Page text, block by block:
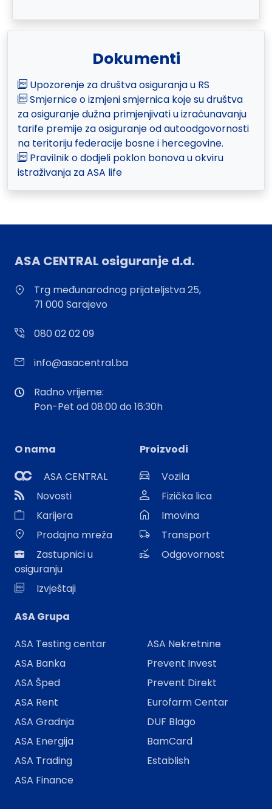
Dokumenti
Upozorenje za društva osiguranja u RS
Smjernice o izmjeni smjernica koje su društva
za osiguranje dužna primjenjivati u izračunavanju
tarife premije za osiguranje od autoodgovornosti
na teritoriju federacije bosne i hercegovine.
Pravilnik o dodjeli poklon bonova u okviru
istraživanja za ASA life
ASA CENTRAL osiguranje d.d.
Trg međunarodnog prijateljstva 25,
71 000 Sarajevo
080 02 02 09
info@asacentral.ba
Radno vrijeme:
Pon-Pet od 08:00 do 16:30h
O nama
ASA CENTRAL
Novosti
Karijera
Prodajna mreža
Zastupnici u
osiguranju
Izvještaji
Proizvodi
Vozila
Fizička lica
Imovina
Transport
Odgovornost
ASA Grupa
ASA Testing centar
ASA Banka
ASA Šped
ASA Rent
ASA Gradnja
ASA Energija
ASA Trading
ASA Finance
ASA Nekretnine
Prevent Invest
Prevent Direkt
Eurofarm Centar
DUF Blago
BamCard
Establish